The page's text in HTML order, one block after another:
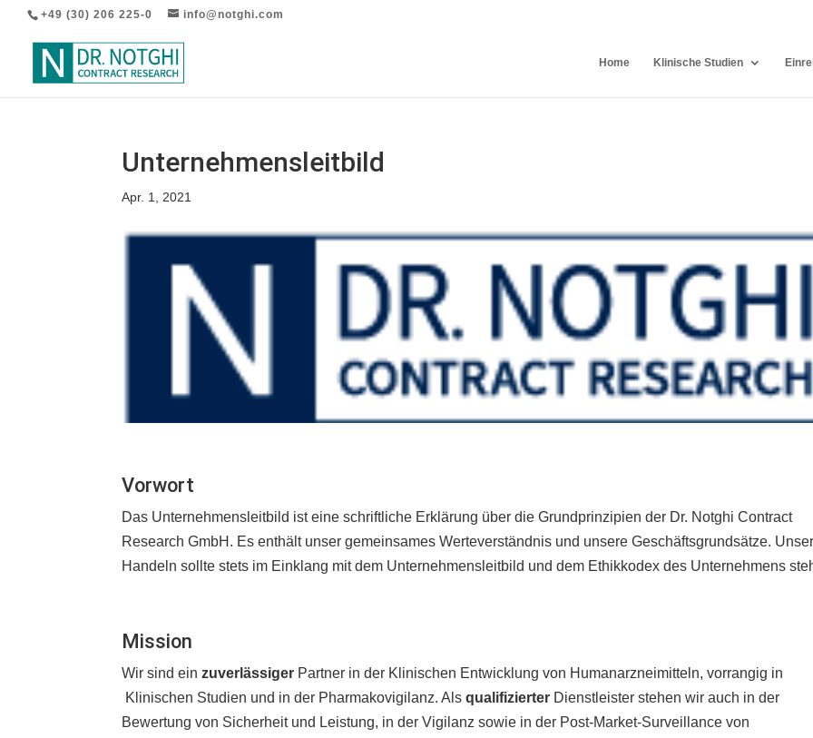
+49 (30) 206 225-0 info@notghi.com
Home Klinische Studien
Unternehmensleitbild
Apr. 1, 2021
Vorwort
Das Unternehmensleitbild ist eine schriftliche Erklärung über die Grundprinzipien der Dr. Notghi Contract
Research GmbH. Es enthält unser gemeinsames Werteverständnis und unsere Geschäftsgrundsätze.
Handeln sollte stets im Einklang mit dem Unternehmensleitbild und dem Ethikkodex des Unternehmens
Mission
Wir sind einzuverlässiger Partner in der Klinischen Entwicklung von Humanarzneimitteln, vorrangig in
Klinischen Studien und in der Pharmakovigilanz. Alsqualifizierter Dienstleister stehen wir auch in der
Bewertung von Sicherheit und Leistung, in der Vigilanz sowie in der Post-Market-Surveillance von